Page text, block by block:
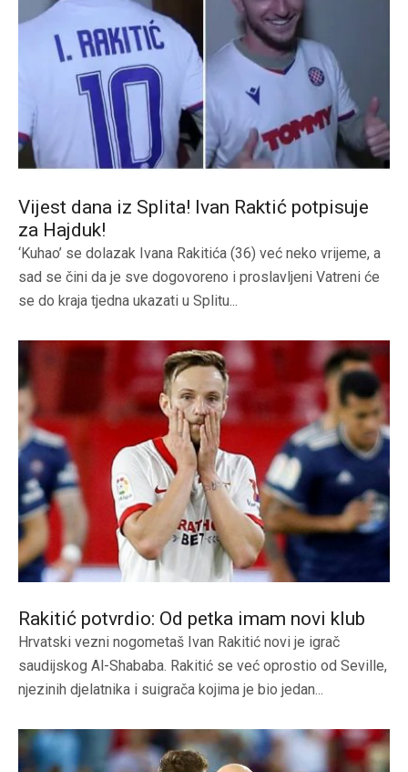
Vijest dana iz Splita! Ivan Raktić potpisuje
za Hajduk!
‘Kuhao’ se dolazak Ivana Rakitića (36) već neko vrijeme, a
sad se čini da je sve dogovoreno i proslavljeni Vatreni će
se do kraja tjedna ukazati u Splitu...
Rakitić potvrdio: Od petka imam novi klub
Hrvatski vezni nogometaš Ivan Rakitić novi je igrač
saudijskog Al-Shababa. Rakitić se već oprostio od Seville,
njezinih djelatnika i suigrača kojima je bio jedan...